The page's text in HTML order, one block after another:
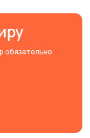
обязательно